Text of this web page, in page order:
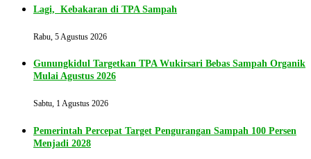
Lagi, Kebakaran di TPA Sampah
Rabu, 5 Agustus 2026
Gunungkidul Targetkan TPA Wukirsari Bebas Sampah Organik
Mulai Agustus 2026
Sabtu, 1 Agustus 2026
Pemerintah Percepat Target Pengurangan Sampah 100 Persen
Menjadi 2028